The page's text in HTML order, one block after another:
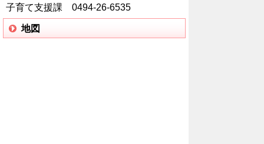
子育て支援課 0494-26-6535
地図